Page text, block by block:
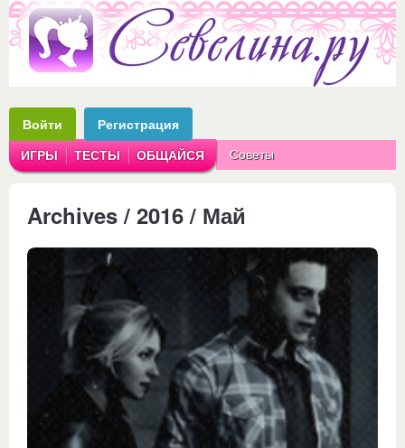
Войти Регистрация
ИГРЫ ТЕСТЫ ОБЩАЙСЯ Советы
Archives / 2016 / Май